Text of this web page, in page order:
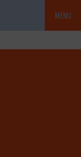
MENU